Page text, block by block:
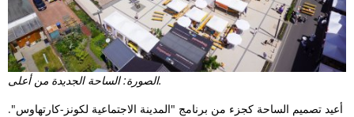
الصورة: الساحة الجديدة من أعلى.
أعيد تصميم الساحة كجزء من برنامج "المدينة الاجتماعية لكونز-كارتهاوس".